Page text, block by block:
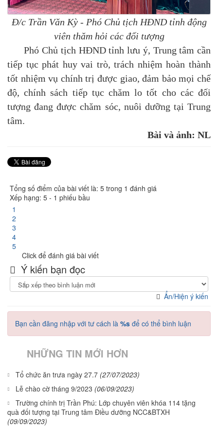
Đ/c Trần Văn Kỳ - Phó Chủ tịch HĐND tỉnh động
viên thăm hỏi các đối tượng
Phó Chủ tịch HĐND tỉnh lưu ý, Trung tâm cần
tiếp tục phát huy vai trò, trách nhiệm hoàn thành
tốt nhiệm vụ chính trị được giao, đảm bảo mọi chế
độ, chính sách tiếp tục chăm lo tốt cho các đối
tượng đang được chăm sóc, nuôi dưỡng tại Trung
tâm.
Bài và ảnh: NL
Tổng số điểm của bài viết là: 5 trong 1 đánh giá
Xếp hạng: 5 - 1 phiếu bầu
1
2
3
4
5
Click để đánh giá bài viết
Ý kiến bạn đọc
Ẩn/Hiện ý kiến
Bạn cần đăng nhập với tư cách là %s để có thể bình luận
NHỮNG TIN MỚI HƠN
Tổ chức ăn trưa ngày 27.7 (27/07/2023)
Lễ chào cờ tháng 9/2023 (06/09/2023)
Trường chính trị Trần Phú: Lớp chuyên viên khóa 114 tặng
quà đối tượng tại Trung tâm Điều dưỡng NCC&BTXH
(09/09/2023)